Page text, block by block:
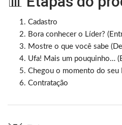
Cadastro
Bora conhecer o Líder?
Mostre o que você sabe
Ufa! Mais um pouquinho…
Chegou o momento do seu
Contratação